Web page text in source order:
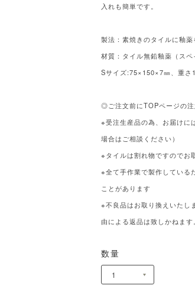
入れも簡単です。
製法：素焼きのタイルに釉
材質：タイル無鉛釉薬（スペ
Sサイズ:75×150×7㎜、重さ
◎ご注文前にTOPページの
※受注生産品の為、お届けに
場合はご相談ください）
※タイルは割れ物ですのでお
※全て手作業で製作している
ことがあります
※不良品はお取り換えいたし
由による返品は致しかねます
数量